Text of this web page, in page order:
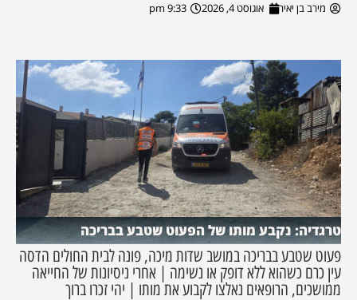
מירב בן יאיר אוגוסט 4, 2026 9:33 pm
טרגדיה: נקבע מותו של הפעוט שטבע בבריכה
פעוט שטבע בבריכה במושב שדות מיכה, פונה לבית החולים הדסה
עין כרם כשהוא ללא דופק או נשימה | אחרי ניסיונות של החייאה
ממושכים, הרופאים נאלצו לקבוע את מותו | יהי זכרו ברוך